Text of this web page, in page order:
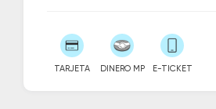
TARJETA DINERO MP E-TICKET